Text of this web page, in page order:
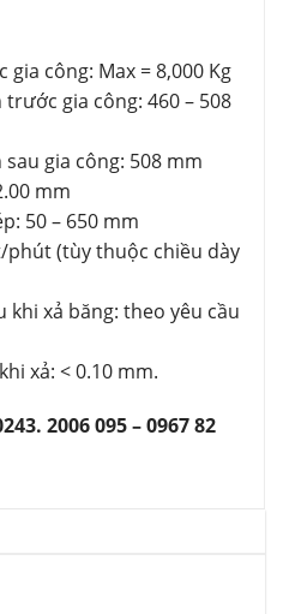
công: Max = 8,000 Kg
gia công: 460 – 508
gia công: 508 mm
mm
50 – 650 mm
phút (tùy thuộc chiều dày
khi xả băng: theo yêu cầu
xả: < 0.10 mm.
2006 095 – 0967 82